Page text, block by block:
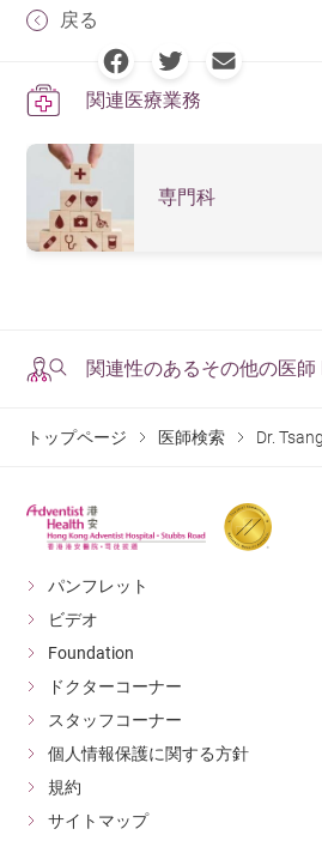
戻る
関連医療業務
専門科
関連性のあるその他の医
トップページ 医師検索 Dr.
パンフレット
ビデオ
Foundation
ドクターコーナー
スタッフコーナー
個人情報保護に関する方針
規約
サイトマップ